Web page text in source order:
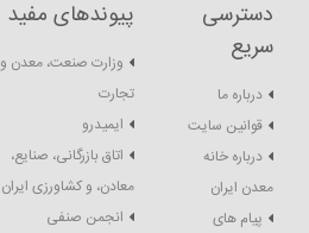
دسترسی
سریع
درباره ما
قوانین سایت
درباره خانه
معدن ایران
پیام های
پیوندهای مفید
وزارت صنعت، معدن و
تجارت
ایمیدرو
اتاق بازرگانی، صنایع،
معادن، و کشاورزی ایران
انجمن صنفی